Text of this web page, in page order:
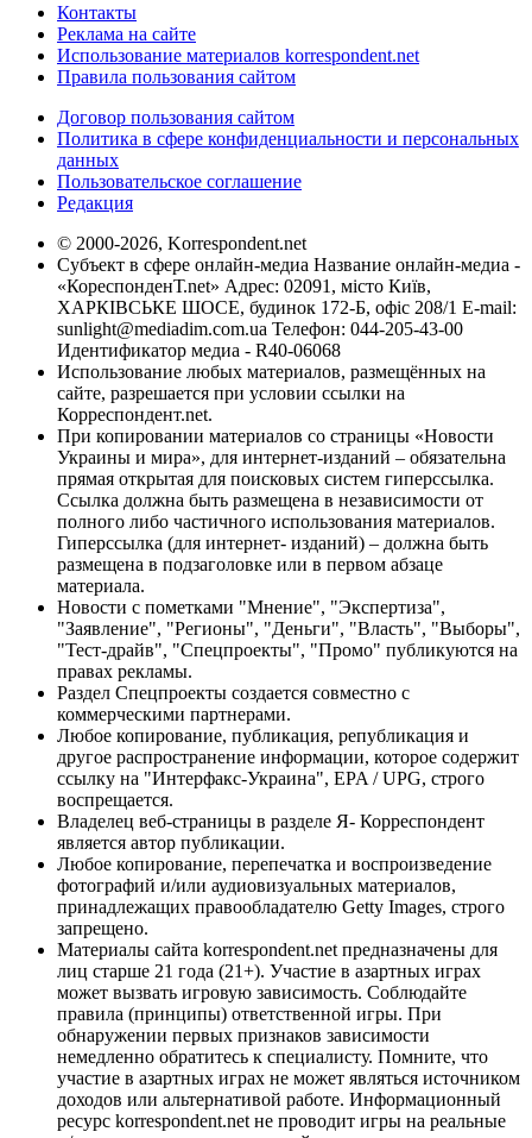
Контакты
Реклама на сайте
Использование материалов korrespondent.net
Правила пользования сайтом
Договор пользования сайтом
Политика в сфере конфиденциальности и персональных
данных
Пользовательское соглашение
Редакция
© 2000-2026, Korrespondent.net
Субъект в сфере онлайн-медиа Название онлайн-медиа -
«КореспонденТ.net» Адрес: 02091, місто Київ,
ХАРКІВСЬКЕ ШОСЕ, будинок 172-Б, офіс 208/1 E-mail:
sunlight@mediadim.com.ua Телефон: 044-205-43-00
Идентификатор медиа - R40-06068
Использование любых материалов, размещённых на
сайте, разрешается при условии ссылки на
Корреспондент.net.
При копировании материалов со страницы «Новости
Украины и мира», для интернет-изданий – обязательна
прямая открытая для поисковых систем гиперссылка.
Ссылка должна быть размещена в независимости от
полного либо частичного использования материалов.
Гиперссылка (для интернет- изданий) – должна быть
размещена в подзаголовке или в первом абзаце
материала.
Новости с пометками "Мнение", "Экспертиза",
"Заявление", "Регионы", "Деньги", "Власть", "Выборы",
"Тест-драйв", "Спецпроекты", "Промо" публикуются на
правах рекламы.
Раздел Спецпроекты создается совместно с
коммерческими партнерами.
Любое копирование, публикация, републикация и
другое распространение информации, которое содержит
ссылку на "Интерфакс-Украина", EPA / UPG, строго
воспрещается.
Владелец веб-страницы в разделе Я- Корреспондент
является автор публикации.
Любое копирование, перепечатка и воспроизведение
фотографий и/или аудиовизуальных материалов,
принадлежащих правообладателю Getty Images, строго
запрещено.
Материалы сайта korrespondent.net предназначены для
лиц старше 21 года (21+). Участие в азартных играх
может вызвать игровую зависимость. Соблюдайте
правила (принципы) ответственной игры. При
обнаружении первых признаков зависимости
немедленно обратитесь к специалисту. Помните, что
участие в азартных играх не может являться источником
доходов или альтернативой работе. Информационный
ресурс korrespondent.net не проводит игры на реальные